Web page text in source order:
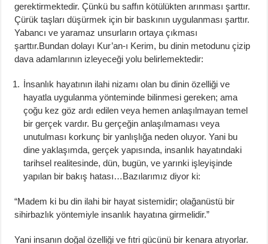
gerektirmektedir. Çünkü bu saffın kötülükten arınması şarttır.
Çürük taşları düşürmek için bir baskının uygulanması şarttır.
Yabancı ve yaramaz unsurların ortaya çıkması
şarttır.Bundan dolayı Kur’an-ı Kerim, bu dinin metodunu çizip
dava adamlarının izleyeceği yolu belirlemektedir:
İnsanlık hayatının ilahi nizamı olan bu dinin özelliği ve
hayatla uygulanma yönteminde bilinmesi gereken; ama
çoğu kez göz ardı edilen veya hemen anlaşılmayan temel
bir gerçek vardır. Bu gerçeğin anlaşılmaması veya
unutulması korkunç bir yanlışlığa neden oluyor. Yani bu
dine yaklaşımda, gerçek yapısında, insanlık hayatındaki
tarihsel realitesinde, dün, bugün, ve yarınki işleyişinde
yapılan bir bakış hatası…Bazılarımız diyor ki:
“Madem ki bu din ilahi bir hayat sistemidir; olağanüstü bir
sihirbazlık yöntemiyle insanlık hayatına girmelidir.”
Yani insanın doğal özelliği ve fıtri gücünü bir kenara atıyorlar.